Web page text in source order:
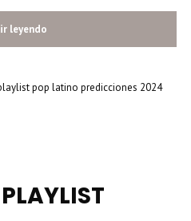
leyendo
pop latino predicciones 2024